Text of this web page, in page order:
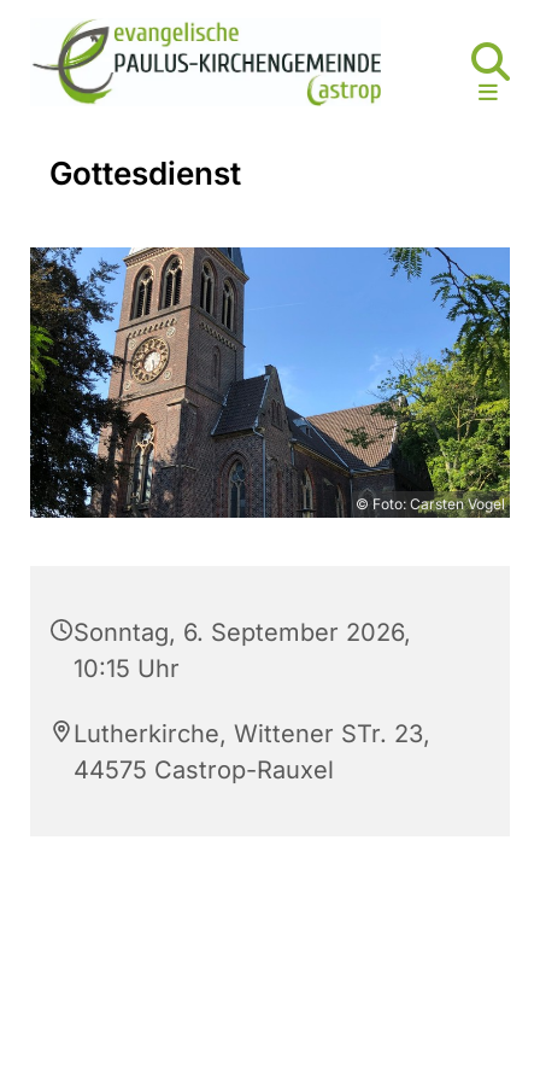
Gottesdienst
© Foto: Carsten Vogel
Sonntag, 6. September 2026,
10:15 Uhr
Lutherkirche, Wittener STr. 23,
44575 Castrop-Rauxel